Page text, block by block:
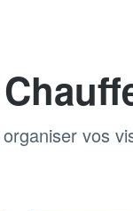
vos